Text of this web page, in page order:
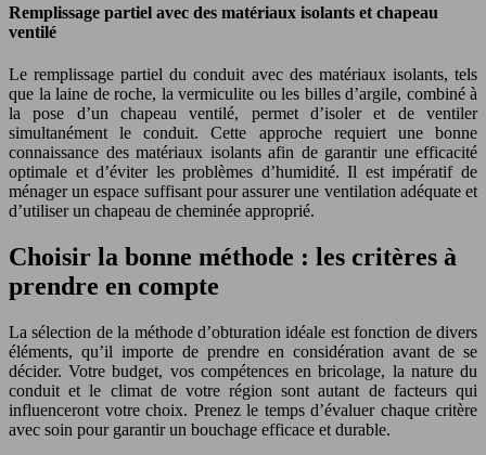
Remplissage partiel avec des matériaux isolants et chapeau
ventilé
Le remplissage partiel du conduit avec des matériaux isolants, tels
que la laine de roche, la vermiculite ou les billes d’argile, combiné à
la pose d’un chapeau ventilé, permet d’isoler et de ventiler
simultanément le conduit. Cette approche requiert une bonne
connaissance des matériaux isolants afin de garantir une efficacité
optimale et d’éviter les problèmes d’humidité. Il est impératif de
ménager un espace suffisant pour assurer une ventilation adéquate et
d’utiliser un chapeau de cheminée approprié.
Choisir la bonne méthode : les critères à
prendre en compte
La sélection de la méthode d’obturation idéale est fonction de divers
éléments, qu’il importe de prendre en considération avant de se
décider. Votre budget, vos compétences en bricolage, la nature du
conduit et le climat de votre région sont autant de facteurs qui
influenceront votre choix. Prenez le temps d’évaluer chaque critère
avec soin pour garantir un bouchage efficace et durable.